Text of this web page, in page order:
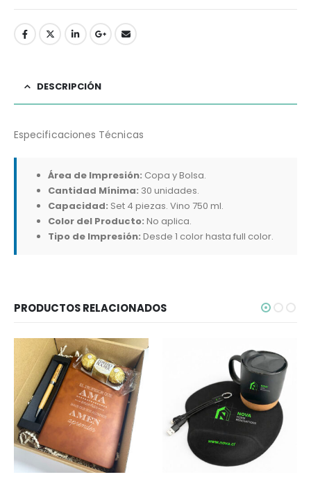
DESCRIPCIÓN
Especificaciones Técnicas
Área de Impresión: Copa y Bolsa.
Cantidad Mínima: 30 unidades.
Capacidad: Set 4 piezas. Vino 750 ml.
Color del Producto: No aplica.
Tipo de Impresión: Desde 1 color hasta full color.
PRODUCTOS RELACIONADOS